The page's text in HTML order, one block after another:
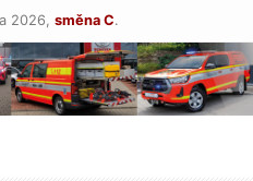
2026, směna C.